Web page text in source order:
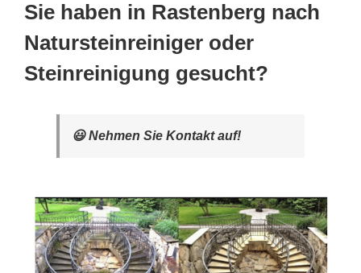
Sie haben in Rastenberg nach
Natursteinreiniger oder
Steinreinigung gesucht?
😃 Nehmen Sie Kontakt auf!